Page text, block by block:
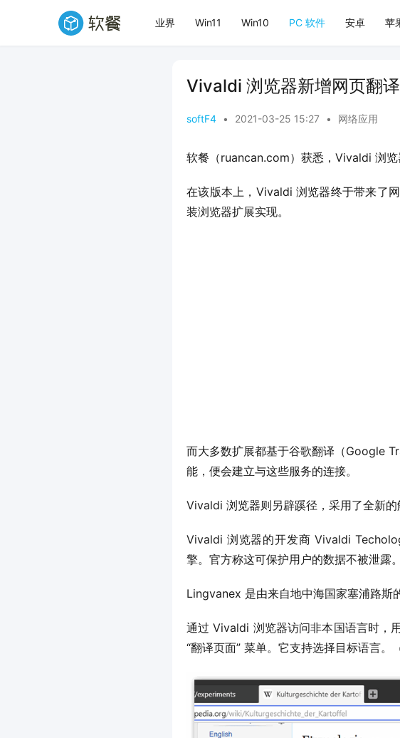
业界 Win11 Win10 PC 软件 安卓 苹
Vivaldi 浏览器新增网页翻
softF4 • 2021-03-25 15:27 • 网络应用
软餐（ruancan.com）获悉，Vivaldi 浏
在该版本上，Vivaldi 浏览器终于带来了
装浏览器扩展实现。
而大多数扩展都基于谷歌翻译（Google
能，便会建立与这些服务的连接。
Vivaldi 浏览器则另辟蹊径，采用了全新
Vivaldi 浏览器的开发商 Vivaldi
擎。官方称这可保护用户的数据不被泄露。
Lingvanex 是由来自地中海国家塞浦路斯
通过 Vivaldi 浏览器访问非本国语言时，
“翻译页面” 菜单。它支持选择目标语言。